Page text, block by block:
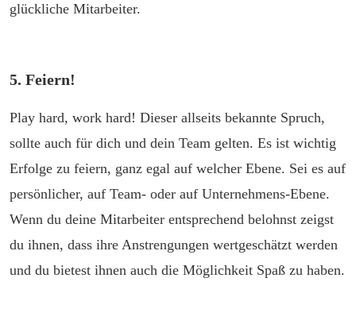
glückliche Mitarbeiter.
5. Feiern!
Play hard, work hard! Dieser allseits bekannte Spruch,
sollte auch für dich und dein Team gelten. Es ist wichtig
Erfolge zu feiern, ganz egal auf welcher Ebene. Sei es auf
persönlicher, auf Team- oder auf Unternehmens-Ebene.
Wenn du deine Mitarbeiter entsprechend belohnst zeigst
du ihnen, dass ihre Anstrengungen wertgeschätzt werden
und du bietest ihnen auch die Möglichkeit Spaß zu haben.